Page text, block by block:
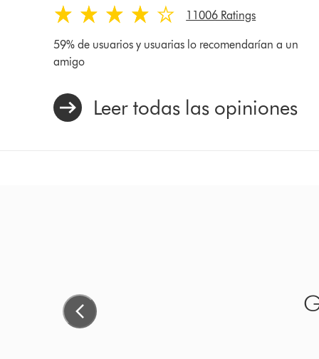
11006 Ratings
59% de usuarios y usuarias lo recomendarían a un
amigo
Leer todas las opiniones
Ganador de Premios